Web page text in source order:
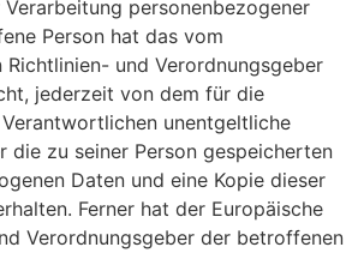
personenbezogener
Person hat das vom
Richtlinien- und Verordnungsgeber
jederzeit von dem für die
unentgeltliche
die zu seiner Person gespeicherten
Daten und eine Kopie dieser
Ferner hat der Europäische
Verordnungsgeber der betroffenen